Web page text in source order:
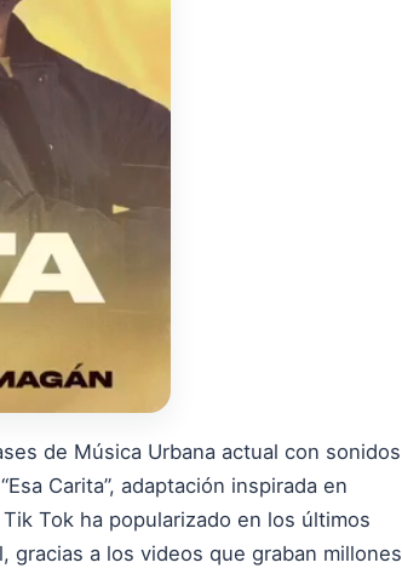
de Música Urbana actual con sonidos
Carita”, adaptación inspirada en
Tok ha popularizado en los últimos
a los videos que graban millones